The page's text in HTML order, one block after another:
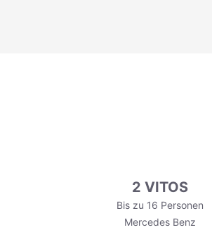
2 VITOS
Bis zu 16 Personen
Mercedes Benz